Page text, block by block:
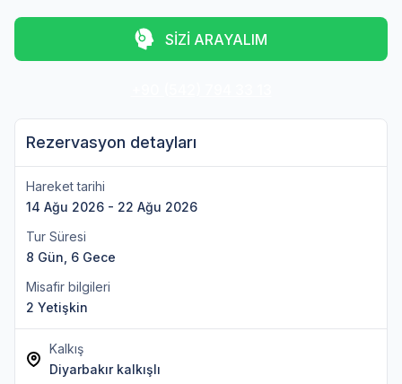
SİZİ ARAYALIM
Rezervasyon detayları
Hareket tarihi
14 Ağu 2026 - 22 Ağu 2026
Tur Süresi
8 Gün, 6 Gece
Misafir bilgileri
2 Yetişkin
Kalkış
Diyarbakır kalkışlı